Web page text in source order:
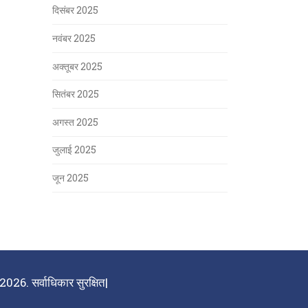
दिसंबर 2025
नवंबर 2025
अक्तूबर 2025
सितंबर 2025
अगस्त 2025
जुलाई 2025
जून 2025
सर्वाधिकार सुरक्षित|